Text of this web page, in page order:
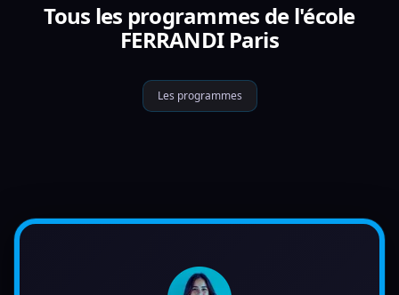
Tous les programmes de l'école
FERRANDI Paris
Les programmes